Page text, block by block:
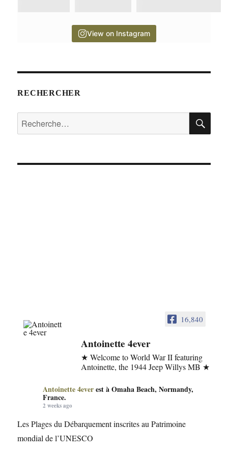
View on Instagram
RECHERCHER
Recherche
pour :
16,840
Antoinette 4ever
★ Welcome to World War II featuring
Antoinette, the 1944 Jeep Willys MB ★
Antoinette 4ever est à Omaha Beach, Normandy,
France.
2 weeks ago
Les Plages du Débarquement inscrites au Patrimoine
mondial de l’UNESCO